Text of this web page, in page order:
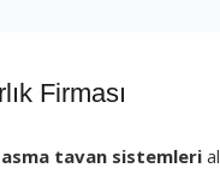
Firması
tavan sistemleri